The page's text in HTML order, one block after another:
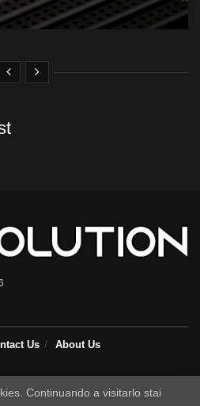
Us About Us
Continuando a visitarlo stai